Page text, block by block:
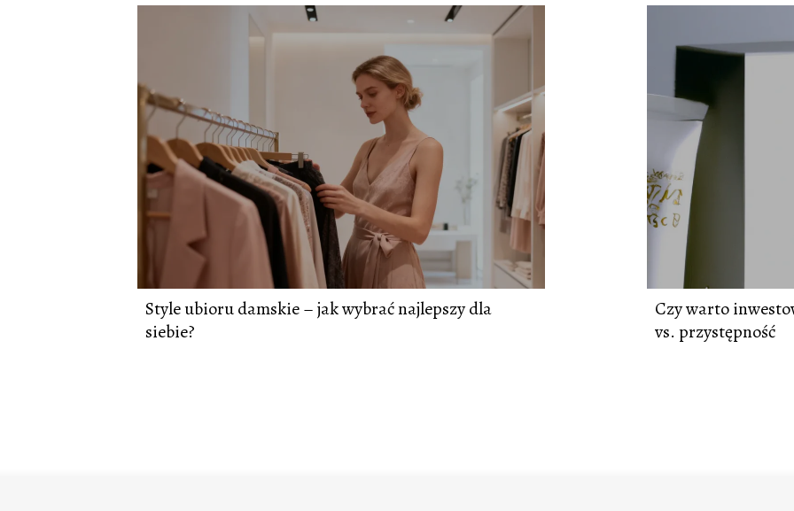
Style ubioru damskie – jak wybrać najlepszy dla
siebie?
Czy warto
vs. przystępność